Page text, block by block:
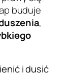
buduje
,
i dusić